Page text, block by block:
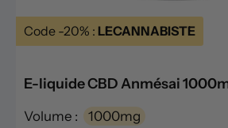
Code -20% : LECANNABISTE
E-liquide CBD Anmésai
Volume : 1000mg